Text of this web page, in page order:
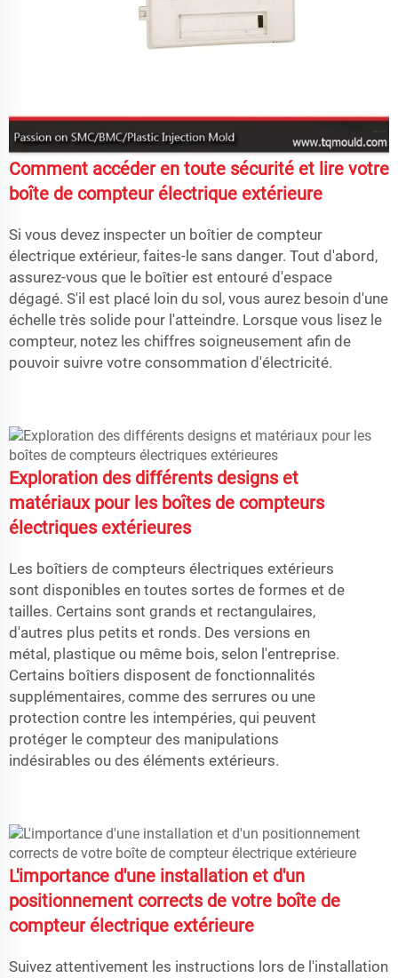
Comment accéder en toute sécurité et lire votre
boîte de compteur électrique extérieure
Si vous devez inspecter un boîtier de compteur
électrique extérieur, faites-le sans danger. Tout d'abord,
assurez-vous que le boîtier est entouré d'espace
dégagé. S'il est placé loin du sol, vous aurez besoin d'une
échelle très solide pour l'atteindre. Lorsque vous lisez le
compteur, notez les chiffres soigneusement afin de
pouvoir suivre votre consommation d'électricité.
Exploration des différents designs et
matériaux pour les boîtes de compteurs
électriques extérieures
Les boîtiers de compteurs électriques extérieurs
sont disponibles en toutes sortes de formes et de
tailles. Certains sont grands et rectangulaires,
d'autres plus petits et ronds. Des versions en
métal, plastique ou même bois, selon l'entreprise.
Certains boîtiers disposent de fonctionnalités
supplémentaires, comme des serrures ou une
protection contre les intempéries, qui peuvent
protéger le compteur des manipulations
indésirables ou des éléments extérieurs.
L'importance d'une installation et d'un
positionnement corrects de votre boîte de
compteur électrique extérieure
Suivez attentivement les instructions lors de l'installation